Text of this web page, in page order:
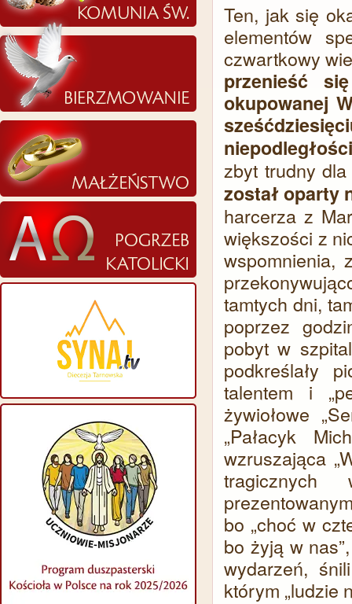
Ten, jak się
elementów
czwartkowy
przenieść
okupowanej
zbyt trudny
został oparty
harcerza z
większości z
wspomnienia,
tamtych dni,
poprzez
pobyt w
podkreślały
talentem i
żywiołowe
„Pałacyk
wzruszająca
bo „choć w
bo żyją w
wydarzeń,
którym „ludzie